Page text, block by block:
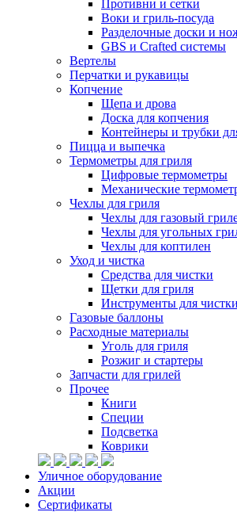
Противни и сетки
Воки и гриль-посуда
Разделочные доски и
GBS и Crafted системы
Вертелы
Перчатки и рукавицы
Копчение
Щепа и дрова
Доска для копчения
Контейнеры и трубки
Пицца и выпечка
Термометры для гриля
Цифровые термометры
Механические
Чехлы для гриля
Чехлы для газовый
Чехлы для угольных
Чехлы для коптилен
Уход и чистка
Средства для чистки
Щетки для гриля
Инструменты для чистки
Газовые баллоны
Расходные материалы
Уголь для гриля
Розжиг и стартеры
Запчасти для грилей
Прочее
Книги
Специи
Подсветка
Коврики
Уличное оборудование
Акции
Сертификаты